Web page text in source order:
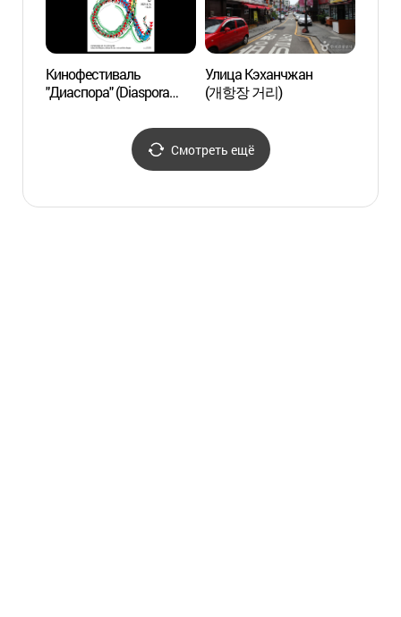
Кинофестиваль
"Диаспора" (Diaspora
디아스포라영화제)
Улица Кэханчжан
(개항장 거리)
Смотреть ещё